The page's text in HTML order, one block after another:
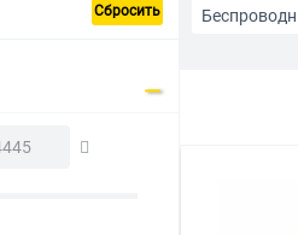
Сбросить